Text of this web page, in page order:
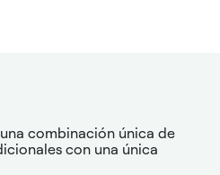
combinación única de
con una única